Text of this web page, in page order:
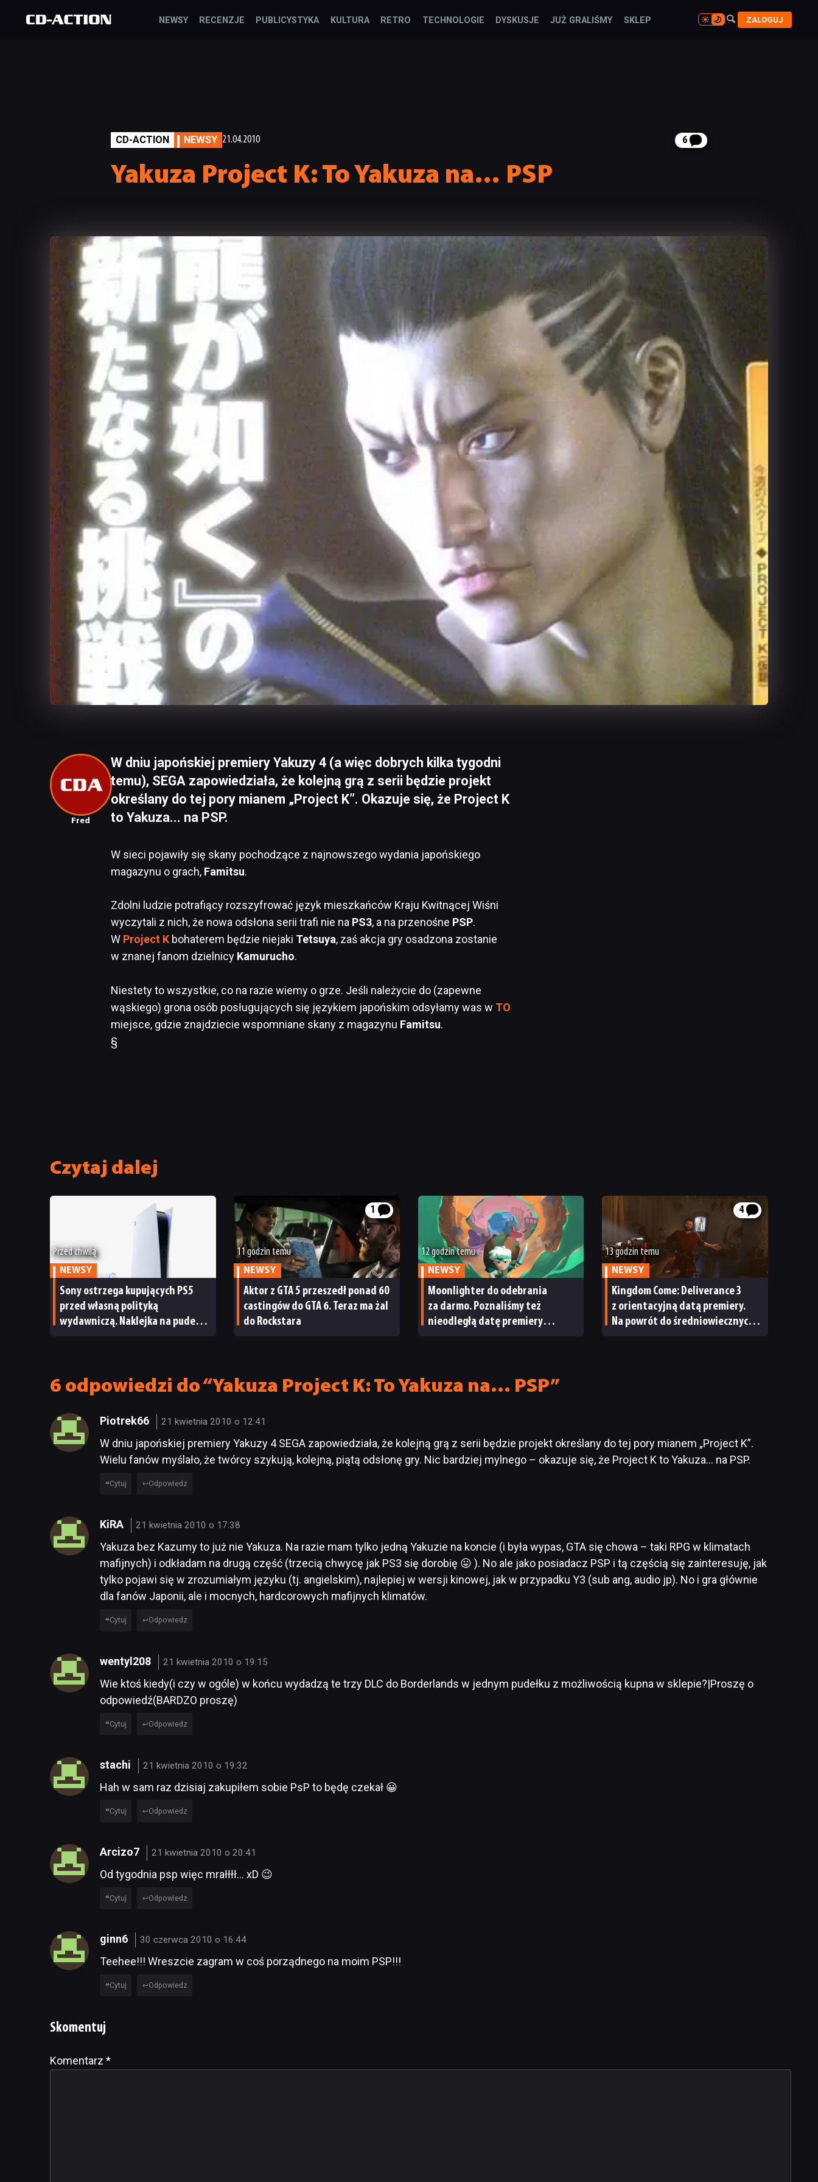
NEWSY RECENZJE PUBLICYSTYKA KULTURA RETRO TECHNOLOGIE DYSKUSJE JUŻ GRALIŚMY SKLEP 
 ZALOGUJ
CD-ACTION NEWSY 21.04.2010 6
Yakuza Project K: To Yakuza na… PSP
Fred
W dniu japońskiej premiery Yakuzy 4 (a więc dobrych kilka tygodni
temu), SEGA zapowiedziała, że kolejną grą z serii będzie projekt
określany do tej pory mianem „Project K”. Okazuje się, że Project K
to Yakuza... na PSP.
W sieci pojawiły się skany pochodzące z najnowszego wydania japońskiego
magazynu o grach, Famitsu.
Zdolni ludzie potrafiący rozszyfrować język mieszkańców Kraju Kwitnącej Wiśni
wyczytali z nich, że nowa odsłona serii trafi nie na PS3, a na przenośne PSP.
W Project K bohaterem będzie niejaki Tetsuya, zaś akcja gry osadzona zostanie
w znanej fanom dzielnicy Kamurucho.
Niestety to wszystkie, co na razie wiemy o grze. Jeśli należycie do (zapewne
wąskiego) grona osób posługujących się językiem japońskim odsyłamy was w TO
miejsce, gdzie znajdziecie wspomniane skany z magazynu Famitsu.
§
Czytaj dalej
Przed chwilą
NEWSY
Sony ostrzega kupujących PS5
przed własną polityką
wydawniczą. Naklejka na pudełku
1
11 godzin temu
NEWSY
Aktor z GTA 5 przeszedł ponad 60
castingów do GTA 6. Teraz ma żal
do Rockstara
12 godzin temu
NEWSY
Moonlighter do odebrania
za darmo. Poznaliśmy też
nieodległą datę premiery
4
13 godzin temu
NEWSY
Kingdom Come: Deliverance 3
z orientacyjną datą premiery.
Na powrót do średniowiecznych
6 odpowiedzi do “Yakuza Project K: To Yakuza na… PSP”
Piotrek66 21 kwietnia 2010 o 12:41
W dniu japońskiej premiery Yakuzy 4 SEGA zapowiedziała, że kolejną grą z serii będzie projekt określany do tej pory mianem „Project K”.
Wielu fanów myślało, że twórcy szykują, kolejną, piątą odsłonę gry. Nic bardziej mylnego – okazuje się, że Project K to Yakuza… na PSP.
Cytuj Odpowiedz
KiRA 21 kwietnia 2010 o 17:38
Yakuza bez Kazumy to już nie Yakuza. Na razie mam tylko jedną Yakuzie na koncie (i była wypas, GTA się chowa – taki RPG w klimatach
mafijnych) i odkładam na drugą część (trzecią chwycę jak PS3 się dorobię 😛 ). No ale jako posiadacz PSP i tą częścią się zainteresuję, jak
tylko pojawi się w zrozumiałym języku (tj. angielskim), najlepiej w wersji kinowej, jak w przypadku Y3 (sub ang, audio jp). No i gra głównie
dla fanów Japonii, ale i mocnych, hardcorowych mafijnych klimatów.
Cytuj Odpowiedz
wentyl208 21 kwietnia 2010 o 19:15
Wie ktoś kiedy(i czy w ogóle) w końcu wydadzą te trzy DLC do Borderlands w jednym pudełku z możliwością kupna w sklepie?|Proszę o
odpowiedź(BARDZO proszę)
Cytuj Odpowiedz
stachi 21 kwietnia 2010 o 19:32
Hah w sam raz dzisiaj zakupiłem sobie PsP to będę czekał 😀
Cytuj Odpowiedz
Arcizo7 21 kwietnia 2010 o 20:41
Od tygodnia psp więc mrałłłł… xD 😉
Cytuj Odpowiedz
ginn6 30 czerwca 2010 o 16:44
Teehee!!! Wreszcie zagram w coś porządnego na moim PSP!!!
Cytuj Odpowiedz
Skomentuj
Komentarz *
Alternative: